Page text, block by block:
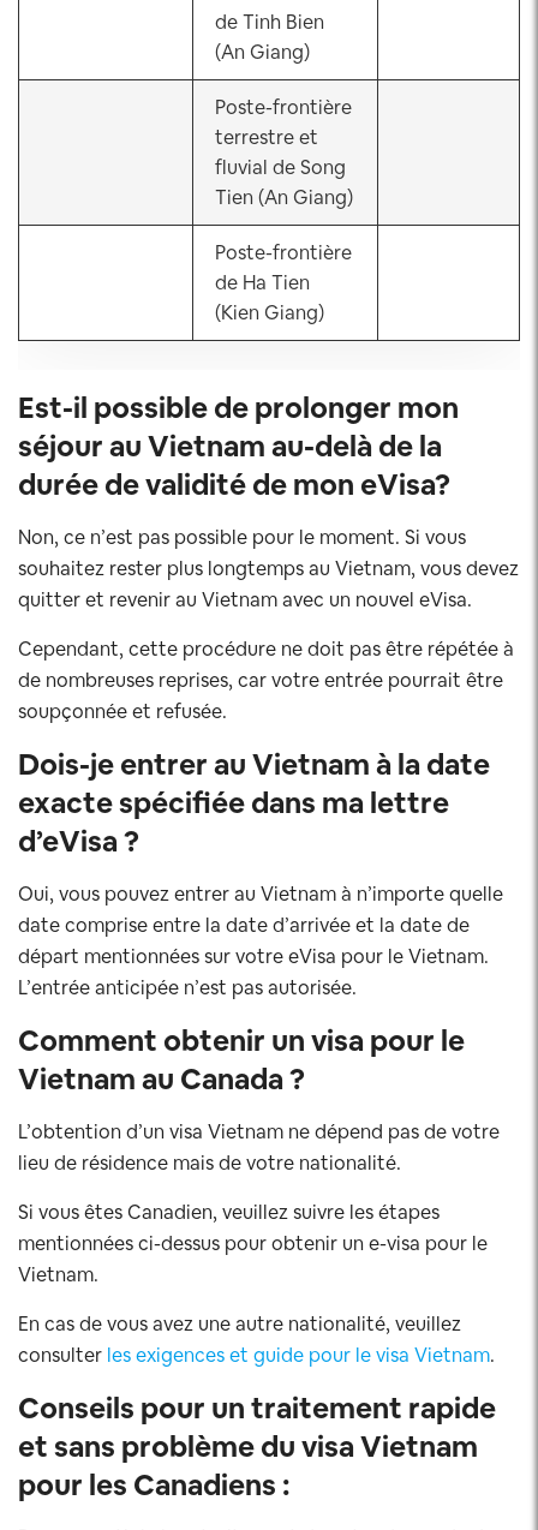
de Tinh Bien
(An Giang)
Poste-frontière
terrestre et
fluvial de Song
Tien (An Giang)
Poste-frontière
de Ha Tien
(Kien Giang)
Est-il possible de prolonger mon
séjour au Vietnam au-delà de la
durée de validité de mon eVisa?
Non, ce n’est pas possible pour le moment. Si vous
souhaitez rester plus longtemps au Vietnam, vous devez
quitter et revenir au Vietnam avec un nouvel eVisa.
Cependant, cette procédure ne doit pas être répétée à
de nombreuses reprises, car votre entrée pourrait être
soupçonnée et refusée.
Dois-je entrer au Vietnam à la date
exacte spécifiée dans ma lettre
d’eVisa ?
Oui, vous pouvez entrer au Vietnam à n’importe quelle
date comprise entre la date d’arrivée et la date de
départ mentionnées sur votre eVisa pour le Vietnam.
L’entrée anticipée n’est pas autorisée.
Comment obtenir un visa pour le
Vietnam au Canada ?
L’obtention d’un visa Vietnam ne dépend pas de votre
lieu de résidence mais de votre nationalité.
Si vous êtes Canadien, veuillez suivre les étapes
mentionnées ci-dessus pour obtenir un e-visa pour le
Vietnam.
En cas de vous avez une autre nationalité, veuillez
consulter les exigences et guide pour le visa Vietnam.
Conseils pour un traitement rapide
et sans problème du visa Vietnam
pour les Canadiens :